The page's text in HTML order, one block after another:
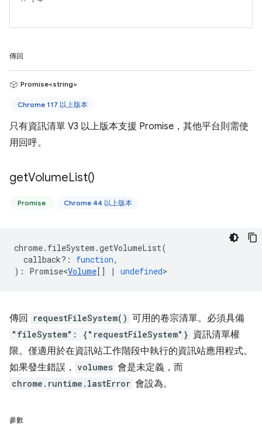
傳回
Promise<string>
Chrome 117 以上版本
只有資訊清單 V3 以上版本支援 Promise，其他平台則需使
用回呼。
getVolumeList()
Promise Chrome 44 以上版本
chrome. fileSystem .getVolumeList(
callback? : function,
) : Promise<Volume[] | undefined>
傳回 requestFileSystem() 可用的卷宗清單。必須具備
"fileSystem": {"requestFileSystem"} 資訊清單權
限。僅適用於在資訊站工作階段中執行的資訊站應用程式。
如果發生錯誤， volumes 會是未定義，而
chrome.runtime.lastError 會設為。
參數